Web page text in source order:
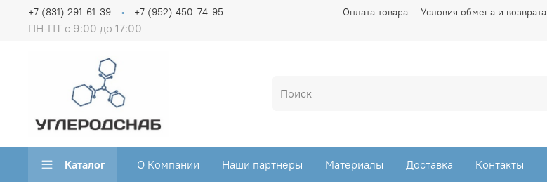
Оплата товара Условия обмена и возврата
ПН-ПТ с 9:00 до 17:00
+7 (831) 291-61-39 +7 (952) 450-74-95
Каталог О Компании Наши партнеры Материалы Доставка Контакты